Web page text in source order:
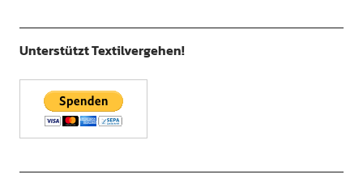
Unterstützt Textilvergehen!